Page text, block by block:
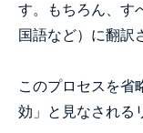
す。もちろん、す
国語など）に翻訳
このプロセスを省
効」と見なされる